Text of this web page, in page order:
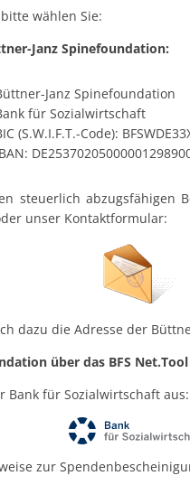
wählen Sie:
Janz Spinefoundation:
Janz Spinefoundation
für Sozialwirtschaft
(S.W.I.F.T.-Code):
steuerlich
unser Kontaktformular:
dazu die Adresse der
über das BFS
für Sozialwirtschaft aus:
zur